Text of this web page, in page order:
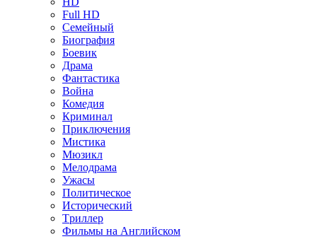
Full HD
Семейный
Биография
Боевик
Драма
Фантастика
Война
Комедия
Криминал
Приключения
Мистика
Мюзикл
Мелодрама
Ужасы
Политическое
Исторический
Tриллер
Фильмы на Английском